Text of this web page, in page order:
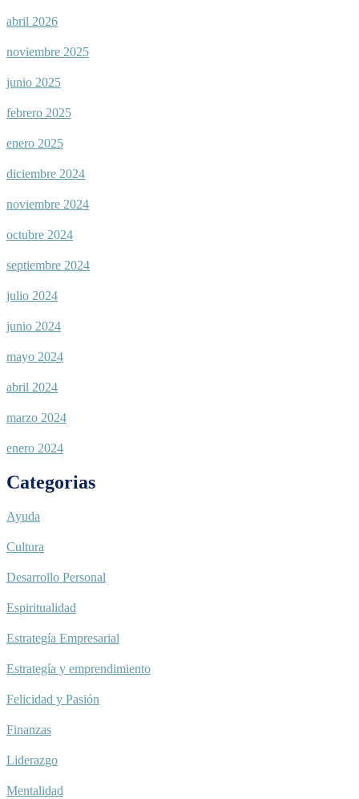
abril 2026
noviembre 2025
junio 2025
febrero 2025
enero 2025
diciembre 2024
noviembre 2024
octubre 2024
septiembre 2024
julio 2024
junio 2024
mayo 2024
abril 2024
marzo 2024
enero 2024
Categorias
Ayuda
Cultura
Desarrollo Personal
Espiritualidad
Estrategía Empresarial
Estrategía y emprendimiento
Felicidad y Pasión
Finanzas
Liderazgo
Mentalidad